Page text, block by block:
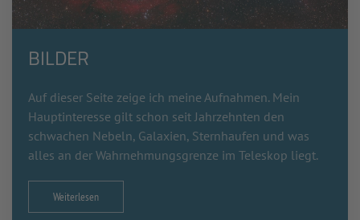
BILDER
Auf dieser Seite zeige ich meine Aufnahmen. Mein
Hauptinteresse gilt schon seit Jahrzehnten den
schwachen Nebeln, Galaxien, Sternhaufen und was
alles an der Wahrnehmungsgrenze im Teleskop liegt.
Weiterlesen